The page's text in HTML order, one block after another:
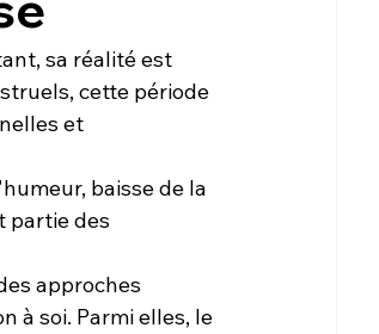
sa réalité est
cette période
et
baisse de la
partie des
approches
à soi. Parmi elles, le